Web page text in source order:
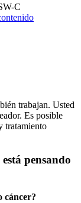
C
trabajan. Usted
Es posible
tratamiento
pensando
cáncer?